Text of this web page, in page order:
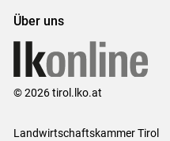
Über uns
© 2026 tirol.lko.at
Landwirtschaftskammer Tirol